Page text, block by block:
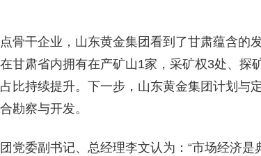
骨干企业，山东黄金集团看到了甘肃蕴含的
甘肃省内拥有在产矿山1家，采矿权3处、探
比持续提升。下一步，山东黄金集团计划与
勘察与开发。
党委副书记、总经理李文认为：“市场经济是